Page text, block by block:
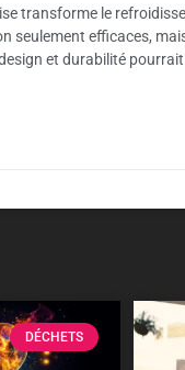
transforme le
seulement efficaces,
et durabilité
DÉCHETS